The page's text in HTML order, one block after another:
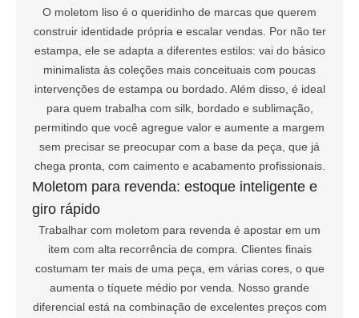
O moletom liso é o queridinho de marcas que querem
construir identidade própria e escalar vendas. Por não ter
estampa, ele se adapta a diferentes estilos: vai do básico
minimalista às coleções mais conceituais com poucas
intervenções de estampa ou bordado. Além disso, é ideal
para quem trabalha com silk, bordado e sublimação,
permitindo que você agregue valor e aumente a margem
sem precisar se preocupar com a base da peça, que já
chega pronta, com caimento e acabamento profissionais.
Moletom para revenda: estoque inteligente e
giro rápido
Trabalhar com moletom para revenda é apostar em um
item com alta recorrência de compra. Clientes finais
costumam ter mais de uma peça, em várias cores, o que
aumenta o tíquete médio por venda. Nosso grande
diferencial está na combinação de excelentes preços com